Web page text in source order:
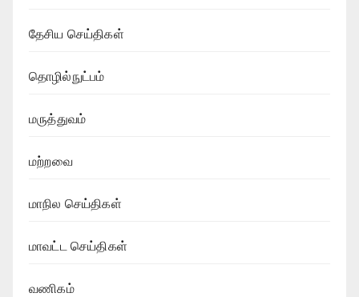
தேசிய செய்திகள்
தொழில்நுட்பம்
மருத்துவம்
மற்றவை
மாநில செய்திகள்
மாவட்ட செய்திகள்
வணிகம்